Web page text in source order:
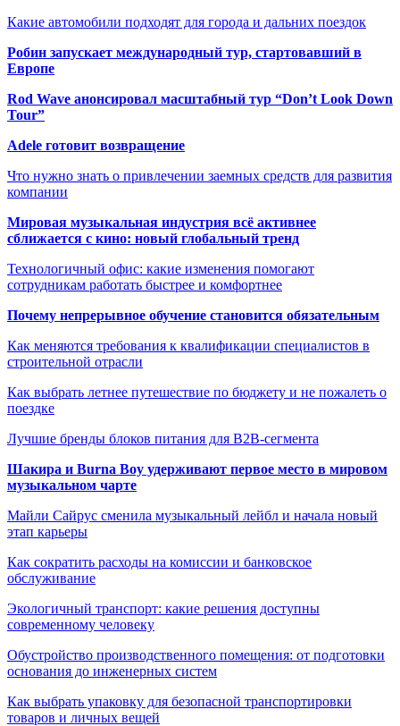
Какие автомобили подходят для города и дальних поездок
Робин запускает международный тур, стартовавший в
Европе
Rod Wave анонсировал масштабный тур “Don’t Look Down
Tour”
Adele готовит возвращение
Что нужно знать о привлечении заемных средств для развития
компании
Мировая музыкальная индустрия всё активнее
сближается с кино: новый глобальный тренд
Технологичный офис: какие изменения помогают
сотрудникам работать быстрее и комфортнее
Почему непрерывное обучение становится обязательным
Как меняются требования к квалификации специалистов в
строительной отрасли
Как выбрать летнее путешествие по бюджету и не пожалеть о
поездке
Лучшие бренды блоков питания для B2B-сегмента
Шакира и Burna Boy удерживают первое место в мировом
музыкальном чарте
Майли Сайрус сменила музыкальный лейбл и начала новый
этап карьеры
Как сократить расходы на комиссии и банковское
обслуживание
Экологичный транспорт: какие решения доступны
современному человеку
Обустройство производственного помещения: от подготовки
основания до инженерных систем
Как выбрать упаковку для безопасной транспортировки
товаров и личных вещей